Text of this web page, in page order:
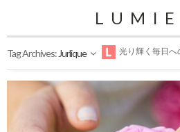
光り輝く毎日へ
Tag Archives: Jurlique